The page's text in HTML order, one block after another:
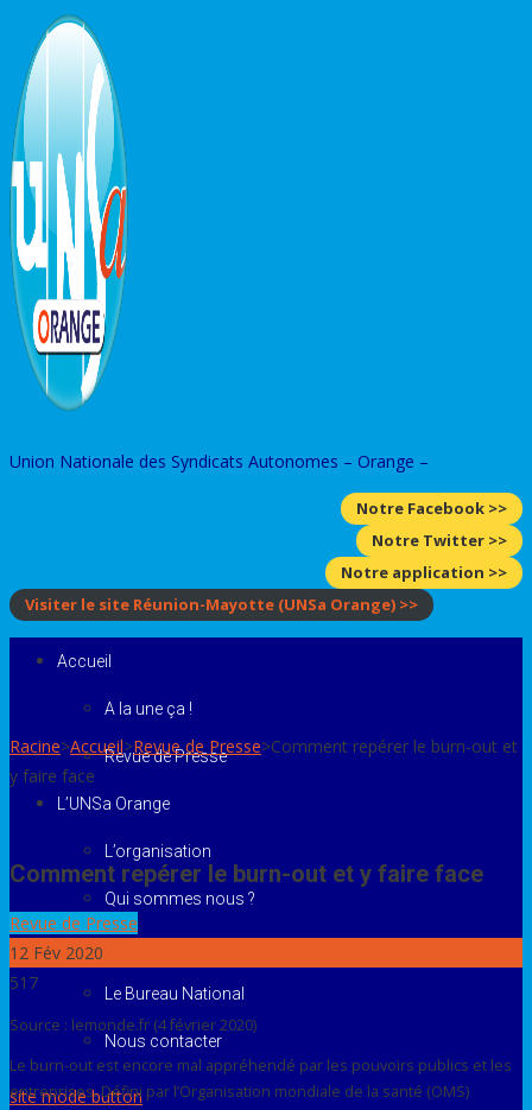
content
Union Nationale des Syndicats Autonomes – Orange –
Notre Facebook >>
Notre Twitter >>
Notre application >>
Visiter le site Réunion-Mayotte (UNSa Orange) >>
Accueil
A la une ça !
Revue de Presse
L’UNSa Orange
L’organisation
Qui sommes nous ?
Le Bureau National
Nous contacter
site mode button
Racine>Accueil>Revue de Presse>Comment repérer le burn-out et
y faire face
Comment repérer le burn-out et y faire face
Revue de Presse
12 Fév 2020
517
Source : lemonde.fr (4 février 2020)
Le burn-out est encore mal appréhendé par les pouvoirs publics et les
entreprises. Défini par l’Organisation mondiale de la santé (OMS)